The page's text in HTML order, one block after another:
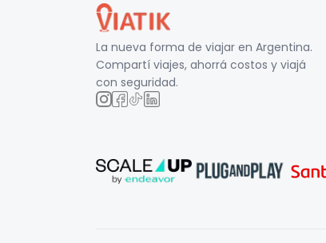
La nueva forma de viajar en Argentina.
Compartí viajes, ahorrá costos y viajá
con seguridad.